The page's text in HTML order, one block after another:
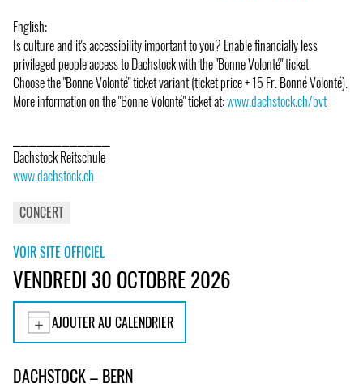
English:
Is culture and it's accessibility important to you? Enable financially less
privileged people access to Dachstock with the "Bonne Volonté" ticket.
Choose the "Bonne Volonté" ticket variant (ticket price + 15 Fr. Bonné Volonté).
More information on the "Bonne Volonté" ticket at:www.dachstock.ch/bvt
Dachstock Reitschule
www.dachstock.ch
CONCERT
VOIR SITE OFFICIEL
VENDREDI 30 OCTOBRE 2026
AJOUTER AU CALENDRIER
DACHSTOCK – BERN